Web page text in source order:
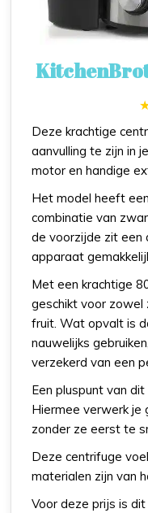
Deze krachtige
aanvulling te zijn in
motor en handige
Het model heeft
combinatie van
de voorzijde zit een
apparaat
Met een krachtige
geschikt voor zowel
fruit. Wat opvalt is
nauwelijks
verzekerd van een
Een pluspunt van
Hiermee verwerk je
zonder ze eerst te
Deze centrifuge
materialen zijn van
Voor deze prijs is